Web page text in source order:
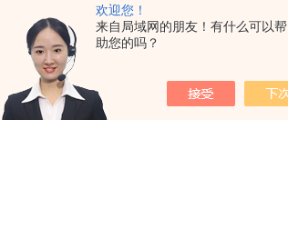
欢迎您！
来自局域网的朋友！有什么可以帮
助您的吗？